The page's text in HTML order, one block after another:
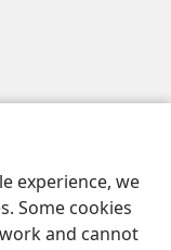
experience, we
Some cookies
and cannot